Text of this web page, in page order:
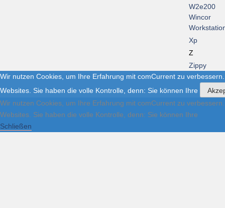
W2e200
Wincor
Xp
Z
Zippy
Wir nutzen Cookies, um Ihre Erfahrung mit comCurrent zu
Websites. Sie haben die volle Kontrolle, denn: Sie können Ihre
Wir nutzen Cookies, um Ihre Erfahrung mit comCurrent zu
Websites. Sie haben die volle Kontrolle, denn: Sie können Ihre
Schließen